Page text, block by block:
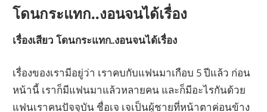
โดนกระแทก..งอนจนได้เรื่อง
เรื่องเสียว โดนกระแทก..งอนจนได้เรื่อง
เรื่องของเรามีอยู่ว่า เราคบกับแฟนมาเกือบ 5 ปีแล้ว ก่อน
หน้านี้ เราก็มีแฟนมาแล้วหลายคน และก็มีอะไรกันด้วย
แฟนเราคนปัจจุบัน ชื่อเจ เจเป็นผู้ชายที่หน้าตาค่อนข้าง